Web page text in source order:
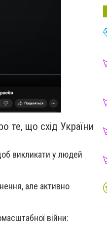
те, що схід України
викликати у людей
але активно
війни: